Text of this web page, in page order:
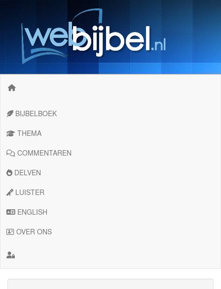
BIJBELBOEK
THEMA
COMMENTAREN
DELVEN
LUISTER
ENGLISH
OVER ONS